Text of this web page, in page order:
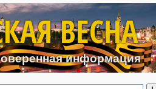
Перейти к основному
ВЕСНА
информация